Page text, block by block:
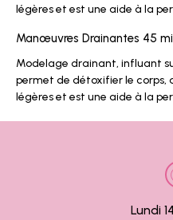
légères et est une aide à la
Manœuvres Drainantes 45
Modelage drainant, influant
permet de détoxifier le
légères et est une aide à la
Lundi